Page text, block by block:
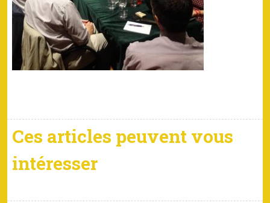
Ces articles peuvent vous
intéresser